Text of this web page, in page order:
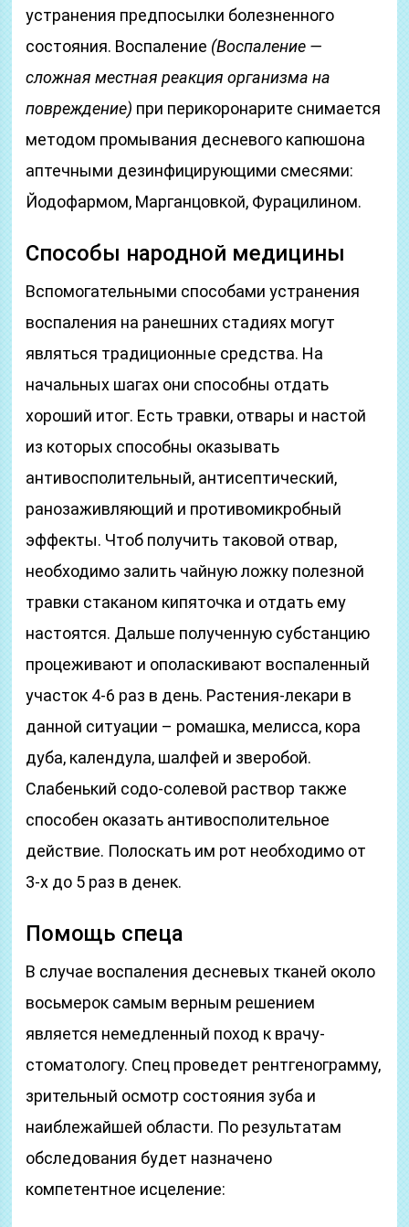
устранения предпосылки болезненного
состояния. Воспаление (Воспаление —
сложная местная реакция организма на
повреждение) при перикоронарите снимается
методом промывания десневого капюшона
аптечными дезинфицирующими смесями:
Йодофармом, Марганцовкой, Фурацилином.
Способы народной медицины
Вспомогательными способами устранения
воспаления на ранешних стадиях могут
являться традиционные средства. На
начальных шагах они способны отдать
хороший итог. Есть травки, отвары и настой
из которых способны оказывать
антивосполительный, антисептический,
ранозаживляющий и противомикробный
эффекты. Чтоб получить таковой отвар,
необходимо залить чайную ложку полезной
травки стаканом кипяточка и отдать ему
настоятся. Дальше полученную субстанцию
процеживают и ополаскивают воспаленный
участок 4-6 раз в день. Растения-лекари в
данной ситуации – ромашка, мелисса, кора
дуба, календула, шалфей и зверобой.
Слабенький содо-солевой раствор также
способен оказать антивосполительное
действие. Полоскать им рот необходимо от
3-х до 5 раз в денек.
Помощь спеца
В случае воспаления десневых тканей около
восьмерок самым верным решением
является немедленный поход к врачу-
стоматологу. Спец проведет рентгенограмму,
зрительный осмотр состояния зуба и
наиблежайшей области. По результатам
обследования будет назначено
компетентное исцеление: